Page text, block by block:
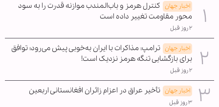
اخبار جهان کنترل هرمز و باب‌المندب موازنه قدرت را به سود
محور مقاومت تغییر داده است
۲ روز قبل
اخبار جهان ترامپ: مذاکرات با ایران به‌خوبی پیش می‌رود؛ توافق
برای بازگشایی تنگه هرمز نزدیک است!
۲ روز قبل
اخبار جهان تأخیر عراق در اعزام زائران افغانستانی اربعین
۳ روز قبل